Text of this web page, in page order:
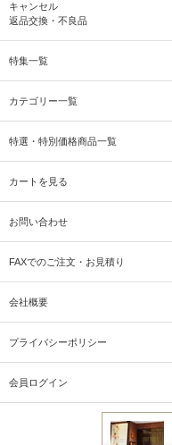
キャンセル
返品交換・不良品
特集一覧
カテゴリー一覧
特選・特別価格商品一覧
カートを見る
お問い合わせ
FAXでのご注文・お見積り
会社概要
プライバシーポリシー
会員ログイン